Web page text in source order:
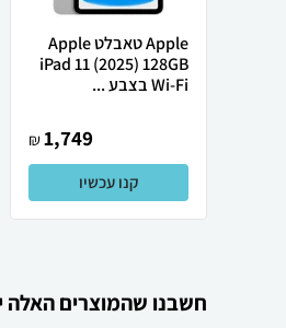
Apple טאבלט Apple
iPad 11 (2025) 128GB
Wi-Fi בצבע ...
1,749
₪
קנו עכשיו
חשבנו שהמוצרים האלה